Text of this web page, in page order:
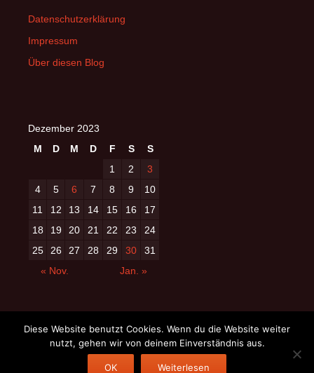
Datenschutzerklärung
Impressum
Über diesen Blog
Dezember 2023
M
D M D F S
S
1
2
3
4
5 6 7 8 9
10
11
12 13 14 15 16
17
18
19 20 21 22 23
24
25
26 27 28 29 30
31
« Nov.
Jan. »
Datenschutzerklärung Stolz präsentiert von WordPress
Diese Website benutzt Cookies. Wenn du die Website weiter
nutzt, gehen wir von deinem Einverständnis aus.
OK Weiterlesen